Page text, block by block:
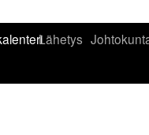
Lähetys